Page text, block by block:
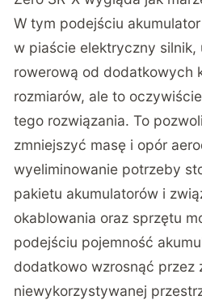
W tym podejściu
w piaście elektryczny silnik,
rowerową od dodatkowych
rozmiarów, ale to
tego rozwiązania. To
zmniejszyć masę i opór
wyeliminowanie potrzeby
pakietu akumulatorów i
okablowania oraz sprzętu
podejściu pojemność
dodatkowo wzrosnąć przez
niewykorzystywanej